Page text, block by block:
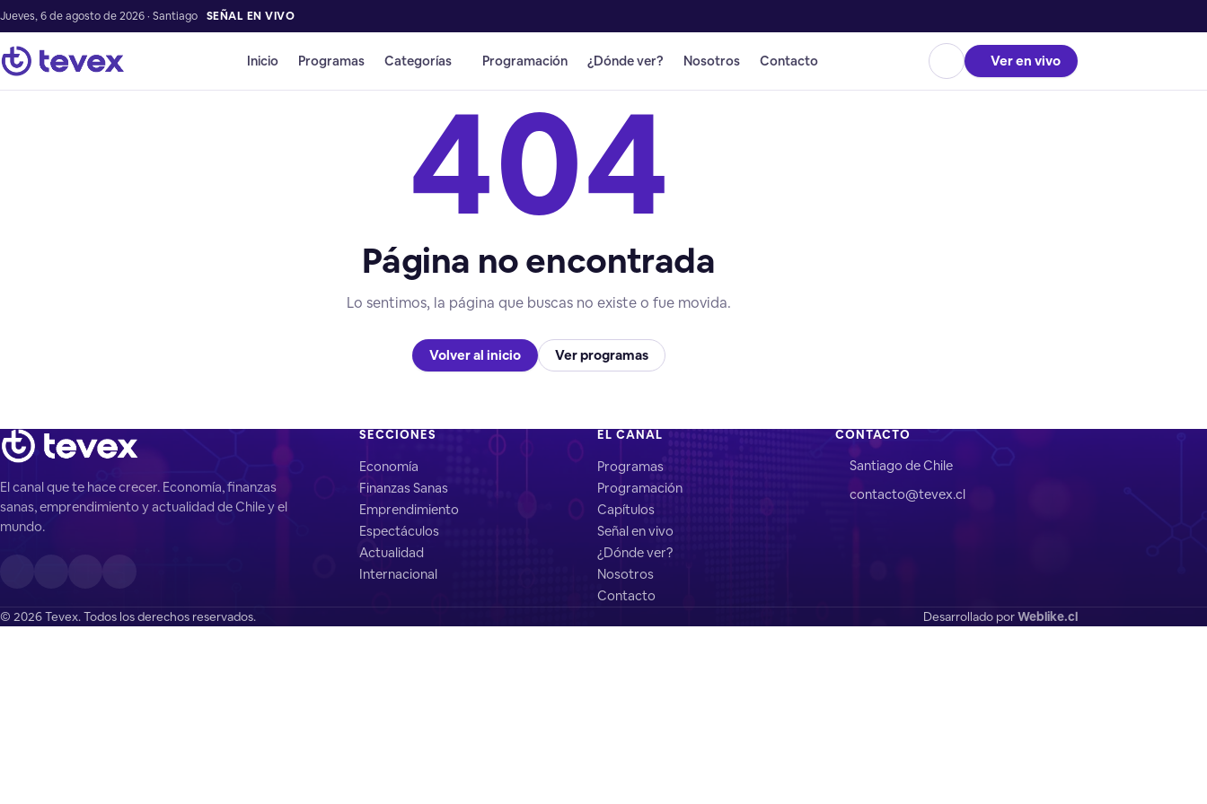
Jueves, 6 de agosto de 2026 · Santiago SEÑAL EN VIVO
Inicio Programas Categorías Programación ¿Dónde ver? Nosotros Contacto Ver en vivo
404
Página no encontrada
Lo sentimos, la página que buscas no existe o fue movida.
Volver al inicio Ver programas
El canal que te hace crecer. Economía, finanzas
sanas, emprendimiento y actualidad de Chile y el
mundo.
SECCIONES
Economía
Finanzas Sanas
Emprendimiento
Espectáculos
Actualidad
Internacional
EL CANAL
Programas
Programación
Capítulos
Señal en vivo
¿Dónde ver?
Nosotros
Contacto
CONTACTO
Santiago de Chile
contacto@tevex.cl
© 2026 Tevex. Todos los derechos reservados. Desarrollado porWeblike.cl